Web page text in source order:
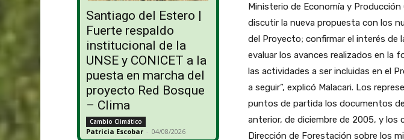
Santiago del Estero |
Fuerte respaldo
institucional de la
UNSE y CONICET a la
puesta en marcha del
proyecto Red Bosque
– Clima
Cambio Climático
Patricia Escobar - 04/08/2026
Ministerio de Economía y
discutir la nueva propuesta con los
del Proyecto; confirmar el interés de
evaluar los avances realizados en la
las actividades a ser incluidas en el
a seguir”, explicó Malacari. Los
puntos de partida los documentos
anterior, de diciembre de 2005, y los
Dirección de Forestación sobre los